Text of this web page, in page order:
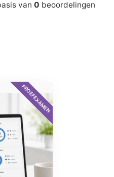
Persoonlijke
van 0 beoordelingen
PROEFEXAMEN